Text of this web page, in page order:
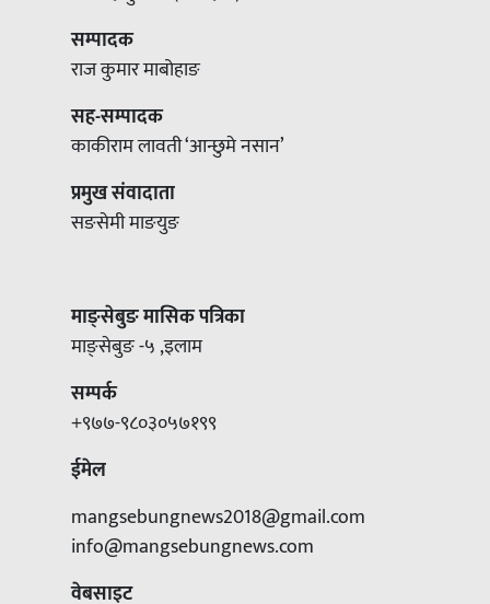
सम्पादक
राज कुमार माबोहाङ
सह-सम्पादक
काकीराम लावती ‘आन्छुमे नसान’
प्रमुख संवादाता
सङसेमी माङयुङ
माङ्सेबुङ मासिक पत्रिका
माङ्सेबुङ -५ ,इलाम
सम्पर्क
+९७७-९८०३०५७१९९
ईमेल
mangsebungnews2018@gmail.com
info@mangsebungnews.com
वेबसाइट